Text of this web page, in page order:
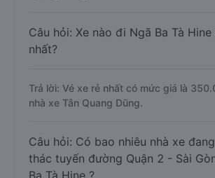
Câu hỏi: Xe nào đi Ngã Ba Tà
nhất?
Trả lời: Vé xe rẻ nhất có mức giá là
nhà xe Tân Quang Dũng.
Câu hỏi: Có bao nhiêu nhà xe
thác tuyến đường Quận 2 - Sài
Ba Tà Hine ?